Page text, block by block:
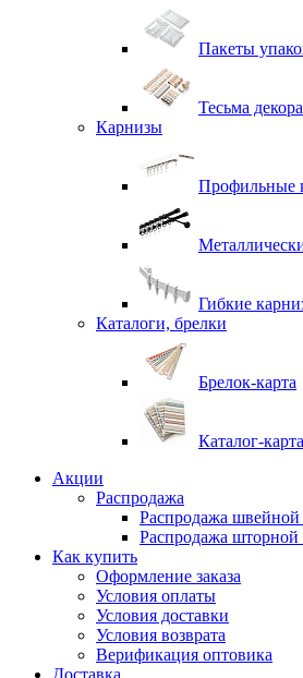
Пакеты
Тесьма
Карнизы
Профильные
Гибкие
Каталоги, брелки
Брелок-карта
Каталог-карта
Акции
Распродажа
Распродажа
Распродажа
Как купить
Оформление заказа
Условия оплаты
Условия доставки
Условия возврата
Верификация оптовика
Доставка